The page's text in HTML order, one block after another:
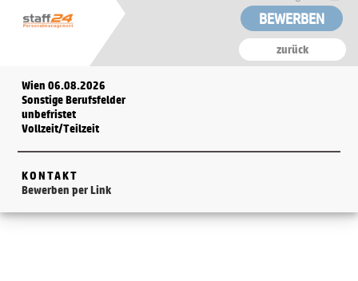
zurück
Wien 06.08.2026
Sonstige Berufsfelder
unbefristet
Vollzeit/Teilzeit
KONTAKT
Bewerben per Link